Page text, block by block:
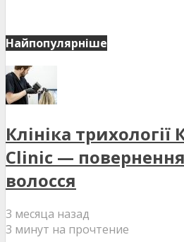
Найпопулярніше
Клініка трихології
Clinic —
волосся
3 месяца назад
3 минут на прочтение